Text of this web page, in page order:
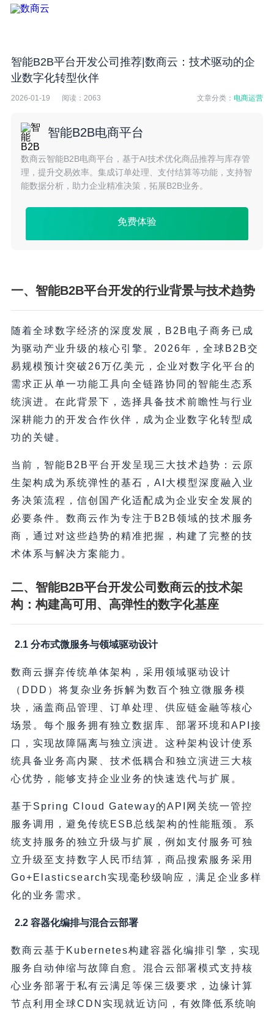
智能B2B平台开发公司推荐|数商云：技术驱动的企
业数字化转型伙伴
2026-01-19 阅读： 2063 文章分类：电商运营
智能B2B电商平台
数商云智能B2B电商平台，基于AI技术优化商品推荐与库存管
理，提升交易效率。集成订单处理、支付结算等功能，支持智
能数据分析，助力企业精准决策，拓展B2B业务。
免费体验
一、智能B2B平台开发的行业背景与技术趋势
随着全球数字经济的深度发展，B2B电子商务已成
为驱动产业升级的核心引擎。2026年，全球B2B交
易规模预计突破26万亿美元，企业对数字化平台的
需求正从单一功能工具向全链路协同的智能生态系
统演进。在此背景下，选择具备技术前瞻性与行业
深耕能力的开发合作伙伴，成为企业数字化转型成
功的关键。
当前，智能B2B平台开发呈现三大技术趋势：云原
生架构成为系统弹性的基石，AI大模型深度融入业
务决策流程，信创国产化适配成为企业安全发展的
必要条件。数商云作为专注于B2B领域的技术服务
商，通过对这些趋势的精准把握，构建了完整的技
术体系与解决方案能力。
二、智能B2B平台开发公司数商云的技术架
构：构建高可用、高弹性的数字化基座
2.1 分布式微服务与领域驱动设计
数商云摒弃传统单体架构，采用领域驱动设计
（DDD）将复杂业务拆解为数百个独立微服务模
块，涵盖商品管理、订单处理、供应链金融等核心
场景。每个服务拥有独立数据库、部署环境和API接
口，实现故障隔离与独立演进。这种架构设计使系
统具备业务高内聚、技术低耦合和独立演进三大核
心优势，能够支持企业业务的快速迭代与扩展。
基于Spring Cloud Gateway的API网关统一管控
服务调用，避免传统ESB总线架构的性能瓶颈。系
统支持服务的独立升级与扩展，例如支付服务可独
立升级至支持数字人民币结算，商品搜索服务采用
Go+Elasticsearch实现毫秒级响应，满足企业多样
化的业务需求。
2.2 容器化编排与混合云部署
数商云基于Kubernetes构建容器化编排引擎，实现
服务自动伸缩与故障自愈。混合云部署模式支持核
心业务部署于私有云满足等保三级要求，边缘计算
节点利用全球CDN实现就近访问，有效降低系统响